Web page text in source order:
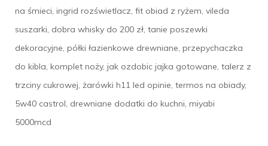
na śmieci, ingrid rozświetlacz, fit obiad z ryżem, vileda
suszarki, dobra whisky do 200 zł, tanie poszewki
dekoracyjne, półki łazienkowe drewniane, przepychaczka
do kibla, komplet noży, jak ozdobic jajka gotowane, talerz z
trzciny cukrowej, żarówki h11 led opinie, termos na obiady,
5w40 castrol, drewniane dodatki do kuchni, miyabi
5000mcd